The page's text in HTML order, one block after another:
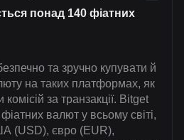
понад 140 фіатних
та зручно купувати й
на таких платформах, як
комісій за транзакції. Bitget
валют у всьому світі,
(USD), євро (EUR),